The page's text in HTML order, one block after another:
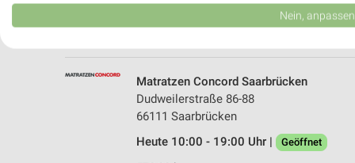
Heute 10:00 - 19:00 Uhr | Geöffnet
Matratzen Concord Saarbrücken
Dudweilerstraße 86-88
66111 Saarbrücken
Heute 10:00 - 19:00 Uhr |
Geöffnet
Erstellung von Profilen für personalisierte Werbung
Erstellung von Profilen zur Personalisierung von Inhalten
Verwendung von Profilen zur Auswahl personalisierter Inhalte
Messung der Werbeleistung
Nein, anpassen